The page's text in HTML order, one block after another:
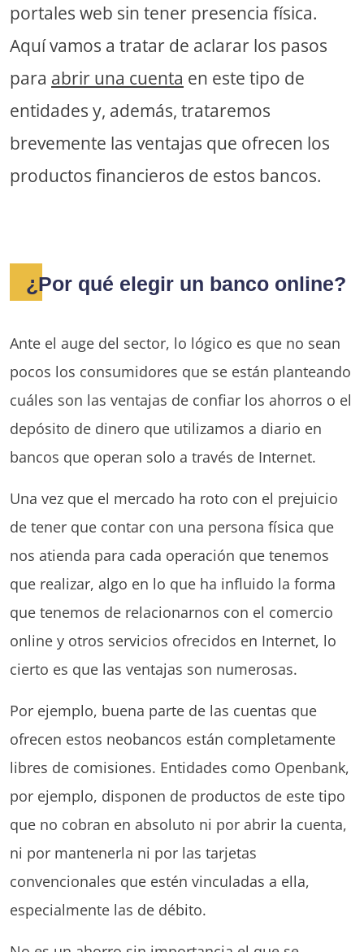
portales web sin tener presencia física.
Aquí vamos a tratar de aclarar los pasos
para abrir una cuenta en este tipo de
entidades y, además, trataremos
brevemente las ventajas que ofrecen los
productos financieros de estos bancos.
¿Por qué elegir un banco online?
Ante el auge del sector, lo lógico es que no sean
pocos los consumidores que se están planteando
cuáles son las ventajas de confiar los ahorros o el
depósito de dinero que utilizamos a diario en
bancos que operan solo a través de Internet.
Una vez que el mercado ha roto con el prejuicio
de tener que contar con una persona física que
nos atienda para cada operación que tenemos
que realizar, algo en lo que ha influido la forma
que tenemos de relacionarnos con el comercio
online y otros servicios ofrecidos en Internet, lo
cierto es que las ventajas son numerosas.
Por ejemplo, buena parte de las cuentas que
ofrecen estos neobancos están completamente
libres de comisiones. Entidades como Openbank,
por ejemplo, disponen de productos de este tipo
que no cobran en absoluto ni por abrir la cuenta,
ni por mantenerla ni por las tarjetas
convencionales que estén vinculadas a ella,
especialmente las de débito.